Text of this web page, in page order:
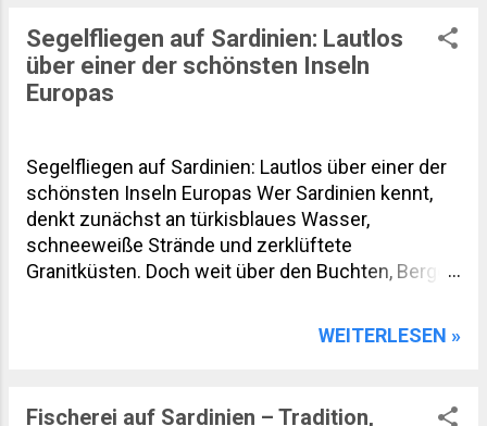
Segelfliegen auf Sardinien: Lautlos
über einer der schönsten Inseln
Europas
Segelfliegen auf Sardinien: Lautlos über einer der
schönsten Inseln Europas Wer Sardinien kennt,
denkt zunächst an türkisblaues Wasser,
schneeweiße Strände und zerklüftete
Granitküsten. Doch weit über den Buchten, Bergen
Beim Segelfliegen zeigt sich die Mittelmeerinsel
von ihrer spektakulärsten Seite. Lautlos gleiten
WEITERLESEN »
Fischerei auf Sardinien – Tradition,